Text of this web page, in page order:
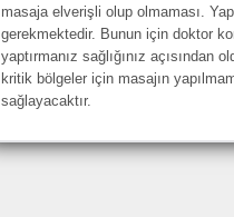
masaja elverişli olup olmaması.
gerekmektedir. Bunun için doktor
yaptırmanız sağlığınız açısından
kritik bölgeler için masajın
sağlayacaktır.